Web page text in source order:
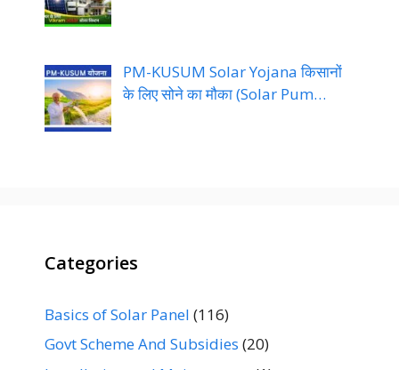
PM-KUSUM Solar Yojana किसानों
के लिए सोने का मौका (Solar Pum…
Categories
Basics of Solar Panel (116)
Govt Scheme And Subsidies (20)